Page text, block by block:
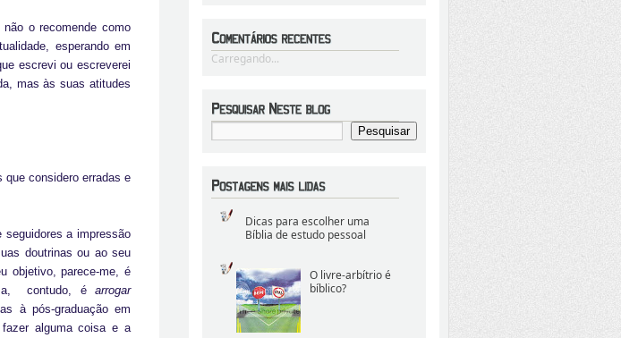
Carregando...
Dicas para escolher uma
Bíblia de estudo pessoal
O livre-arbítrio é
bíblico?
o recomende como
esperando em
escrevi ou escreverei
mas às suas atitudes
que considero erradas e
a impressão
doutrinas ou ao seu
objetivo, parece-me, é
contudo, é arrogar
à pós-graduação em
fazer alguma coisa e a